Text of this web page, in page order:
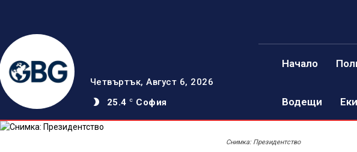
Четвъртък, Август 6, 2026
25.4 C София
Начало
Водещи
Снимка: Президентство